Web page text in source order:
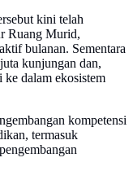
kini telah
Ruang Murid,
bulanan. Sementara
kunjungan dan,
ke dalam ekosistem
kompetensi
termasuk